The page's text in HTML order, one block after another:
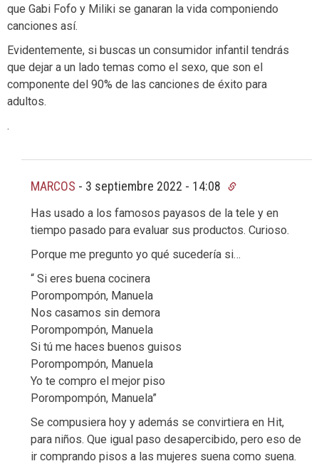
que Gabi Fofo y Miliki se ganaran la vida componiendo
canciones así.
Evidentemente, si buscas un consumidor infantil tendrás
que dejar a un lado temas como el sexo, que son el
componente del 90% de las canciones de éxito para
adultos.
.
MARCOS - 3 septiembre 2022 - 14:08
Has usado a los famosos payasos de la tele y en
tiempo pasado para evaluar sus productos. Curioso.
Porque me pregunto yo qué sucedería si…
“ Si eres buena cocinera
Porompompón, Manuela
Nos casamos sin demora
Porompompón, Manuela
Si tú me haces buenos guisos
Porompompón, Manuela
Yo te compro el mejor piso
Porompompón, Manuela”
Se compusiera hoy y además se convirtiera en Hit,
para niños. Que igual paso desapercibido, pero eso de
ir comprando pisos a las mujeres suena como suena.